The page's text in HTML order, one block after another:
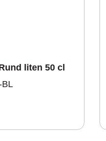
liten 50 cl
BL